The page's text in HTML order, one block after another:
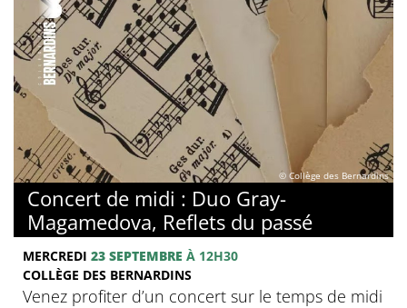
© Collège des Bernardins
Concert de midi : Duo Gray-
Magamedova, Reflets du passé
MERCREDI 23 SEPTEMBRE À 12H30
COLLÈGE DES BERNARDINS
Venez profiter d’un concert sur le temps de midi